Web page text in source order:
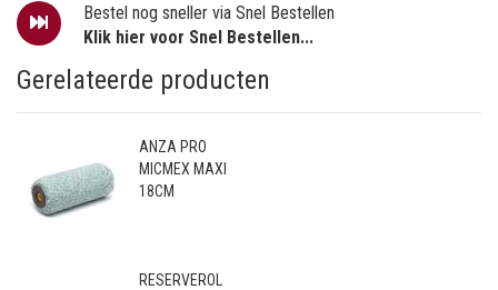
Bestel nog sneller via Snel Bestellen
Klik hier voor Snel Bestellen...
Gerelateerde producten
ANZA PRO
MICMEX MAXI
18CM
RESERVEROL